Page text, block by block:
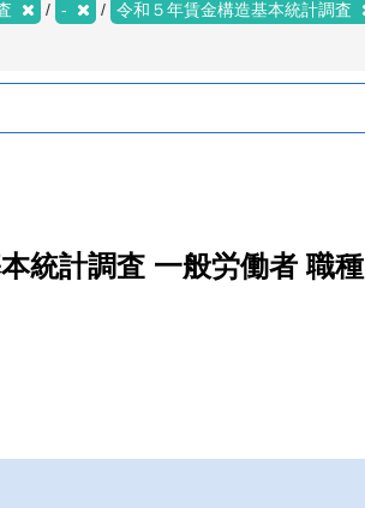
- 令和５年賃金構造基本統計調査
統計調査 一般労働者 職種